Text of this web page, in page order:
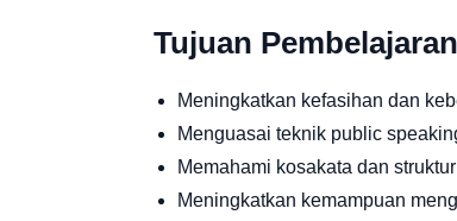
Tujuan
Meningkatkan kefasihan dan
Menguasai teknik public
Memahami kosakata dan
Meningkatkan kemampuan